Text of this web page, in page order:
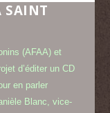
SAINT
(AFAA) et
d’éditer un CD
en parler
Blanc, vice-